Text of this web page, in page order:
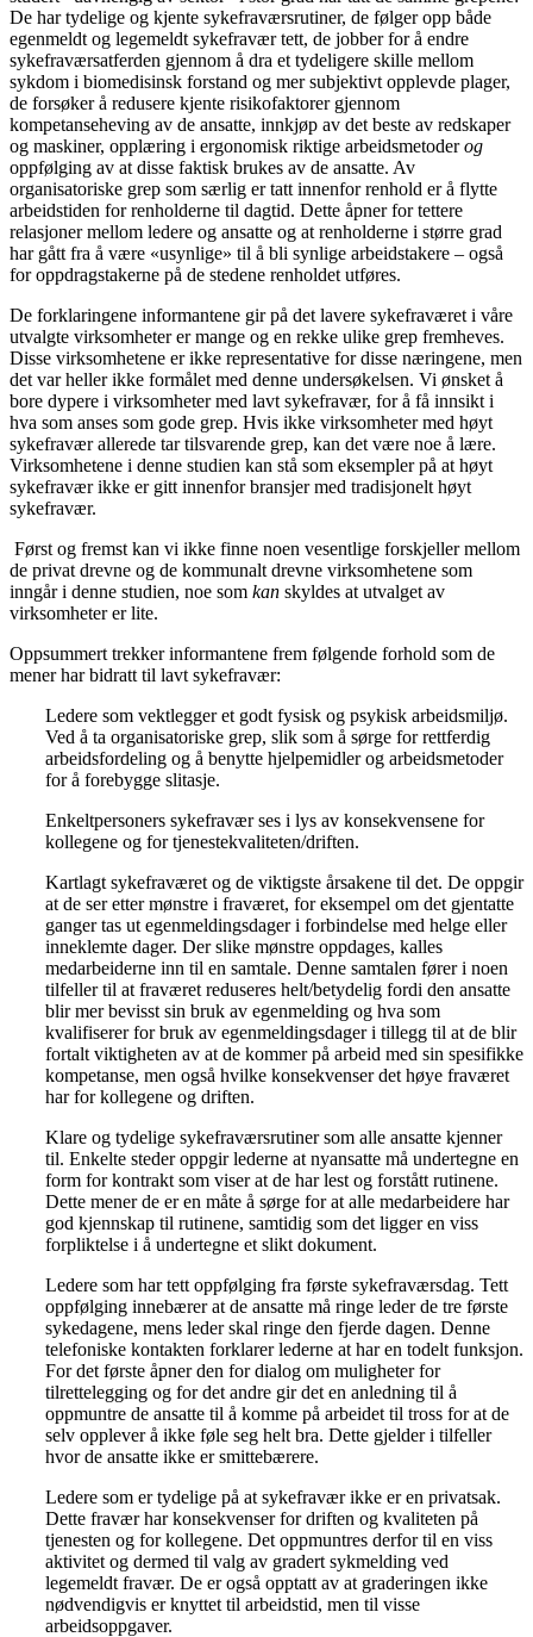
De har tydelige og kjente sykefraværsrutiner, de følger opp både
egenmeldt og legemeldt sykefravær tett, de jobber for å endre
sykefraværsatferden gjennom å dra et tydeligere skille mellom
sykdom i biomedisinsk forstand og mer subjektivt opplevde plager,
de forsøker å redusere kjente risikofaktorer gjennom
kompetanseheving av de ansatte, innkjøp av det beste av redskaper
og maskiner, opplæring i ergonomisk riktige arbeidsmetoderog
oppfølging av at disse faktisk brukes av de ansatte. Av
organisatoriske grep som særlig er tatt innenfor renhold er å flytte
arbeidstiden for renholderne til dagtid. Dette åpner for tettere
relasjoner mellom ledere og ansatte og at renholderne i større grad
har gått fra å være «usynlige» til å bli synlige arbeidstakere – også
for oppdragstakerne på de stedene renholdet utføres.
De forklaringene informantene gir på det lavere sykefraværet i våre
utvalgte virksomheter er mange og en rekke ulike grep fremheves.
Disse virksomhetene er ikke representative for disse næringene, men
det var heller ikke formålet med denne undersøkelsen. Vi ønsket å
bore dypere i virksomheter med lavt sykefravær, for å få innsikt i
hva som anses som gode grep. Hvis ikke virksomheter med høyt
sykefravær allerede tar tilsvarende grep, kan det være noe å lære.
Virksomhetene i denne studien kan stå som eksempler på at høyt
sykefravær ikke er gitt innenfor bransjer med tradisjonelt høyt
sykefravær.
Først og fremst kan vi ikke finne noen vesentlige forskjeller mellom
de privat drevne og de kommunalt drevne virksomhetene som
inngår i denne studien, noe som kan skyldes at utvalget av
virksomheter er lite.
Oppsummert trekker informantene frem følgende forhold som de
mener har bidratt til lavt sykefravær:
Ledere som vektlegger et godt fysisk og psykisk arbeidsmiljø.
Ved å ta organisatoriske grep, slik som å sørge for rettferdig
arbeidsfordeling og å benytte hjelpemidler og arbeidsmetoder
for å forebygge slitasje.
Enkeltpersoners sykefravær ses i lys av konsekvensene for
kollegene og for tjenestekvaliteten/driften.
Kartlagt sykefraværet og de viktigste årsakene til det. De oppgir
at de ser etter mønstre i fraværet, for eksempel om det gjentatte
ganger tas ut egenmeldingsdager i forbindelse med helge eller
inneklemte dager. Der slike mønstre oppdages, kalles
medarbeiderne inn til en samtale. Denne samtalen fører i noen
tilfeller til at fraværet reduseres helt/betydelig fordi den ansatte
blir mer bevisst sin bruk av egenmelding og hva som
kvalifiserer for bruk av egenmeldingsdager i tillegg til at de blir
fortalt viktigheten av at de kommer på arbeid med sin spesifikke
kompetanse, men også hvilke konsekvenser det høye fraværet
har for kollegene og driften.
Klare og tydelige sykefraværsrutiner som alle ansatte kjenner
til. Enkelte steder oppgir lederne at nyansatte må undertegne en
form for kontrakt som viser at de har lest og forstått rutinene.
Dette mener de er en måte å sørge for at alle medarbeidere har
god kjennskap til rutinene, samtidig som det ligger en viss
forpliktelse i å undertegne et slikt dokument.
Ledere som har tett oppfølging fra første sykefraværsdag. Tett
oppfølging innebærer at de ansatte må ringe leder de tre første
sykedagene, mens leder skal ringe den fjerde dagen. Denne
telefoniske kontakten forklarer lederne at har en todelt funksjon.
For det første åpner den for dialog om muligheter for
tilrettelegging og for det andre gir det en anledning til å
oppmuntre de ansatte til å komme på arbeidet til tross for at de
selv opplever å ikke føle seg helt bra. Dette gjelder i tilfeller
hvor de ansatte ikke er smittebærere.
Ledere som er tydelige på at sykefravær ikke er en privatsak.
Dette fravær har konsekvenser for driften og kvaliteten på
tjenesten og for kollegene. Det oppmuntres derfor til en viss
aktivitet og dermed til valg av gradert sykmelding ved
legemeldt fravær. De er også opptatt av at graderingen ikke
nødvendigvis er knyttet til arbeidstid, men til visse
arbeidsoppgaver.